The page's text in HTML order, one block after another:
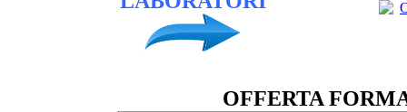
OFFERTA